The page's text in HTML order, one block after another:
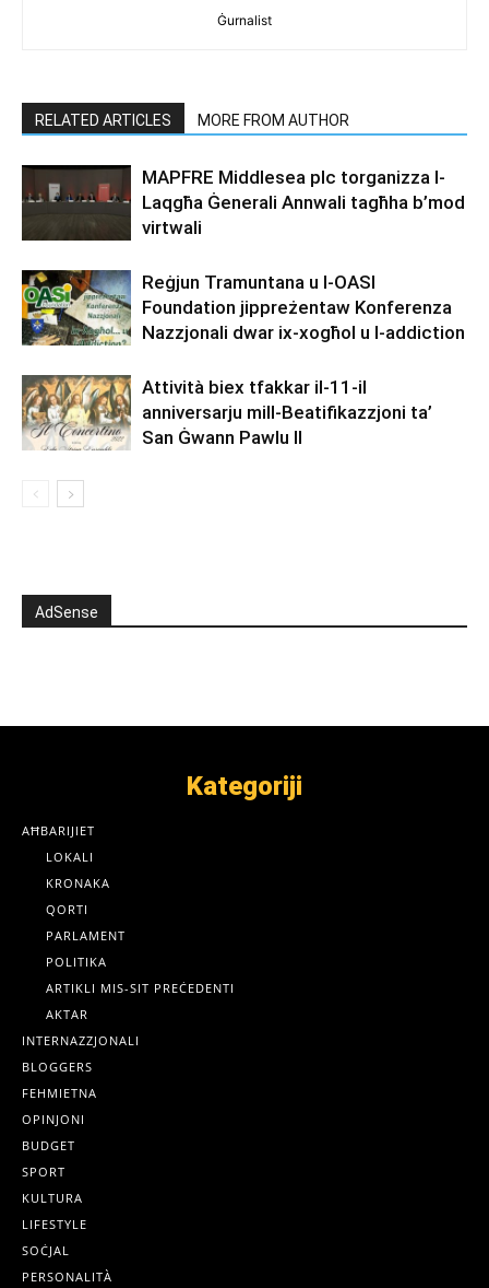
Ġurnalist
RELATED ARTICLES MORE FROM AUTHOR
MAPFRE Middlesea plc torganizza l-
Laqgħa Ġenerali Annwali tagħha b’mod
virtwali
Reġjun Tramuntana u l-OASI
Foundation jippreżentaw Konferenza
Nazzjonali dwar ix-xogħol u l-addiction
Attività biex tfakkar il-11-il
anniversarju mill-Beatifikazzjoni ta’
San Ġwann Pawlu II
AdSense
Kategoriji
AĦBARIJIET
LOKALI
KRONAKA
QORTI
PARLAMENT
POLITIKA
ARTIKLI MIS-SIT PREĊEDENTI
AKTAR
INTERNAZZJONALI
BLOGGERS
FEHMIETNA
OPINJONI
BUDGET
SPORT
KULTURA
LIFESTYLE
SOĊJAL
PERSONALITÀ